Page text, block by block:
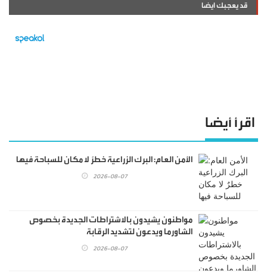
قد يعجبك ايضا
اقرأ أيضا
الأمن العام: البرك الزراعية خطرٌ لا مكان للسباحة فيها
2026-08-07
مواطنون يشيدون بالاشتراطات الجديدة بخصوص
الشاورما ويدعون لتشديد الرقابة
2026-08-07